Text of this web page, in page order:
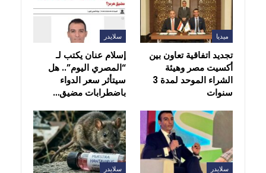
ميديا
تجديد اتفاقية تعاون بين
أكسيت مصر وهيئة
الشراء الموحد لمدة 3
سنوات
سلايدر
إسلام عنان يكتب لـ
“المصري اليوم”.. هل
سيتأثر سعر الدواء
باضطرابات مضيق…
سلايدر سلايدر